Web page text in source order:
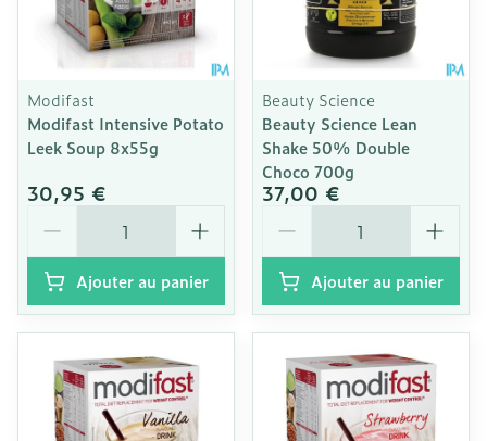
Modifast
Modifast Intensive Potato
Leek Soup 8x55g
30,95 €
Ajouter au panier
Beauty Science
Beauty Science Lean
Shake 50% Double
Choco 700g
37,00 €
Ajouter au panier